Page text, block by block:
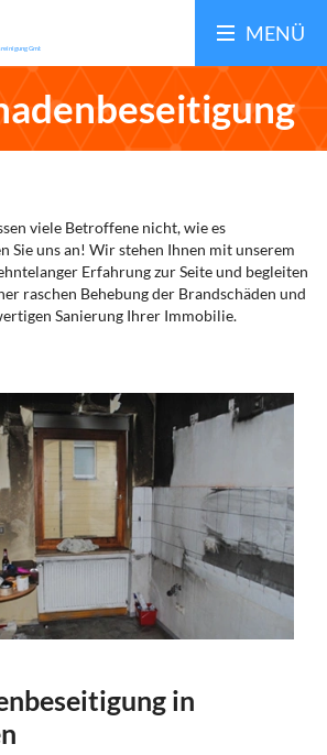
MENÜ
viele Betroffene nicht, wie es
Sie uns an! Wir stehen Ihnen mit unserem
Erfahrung zur Seite und begleiten
raschen Behebung der Brandschäden und
Sanierung Ihrer Immobilie.
in